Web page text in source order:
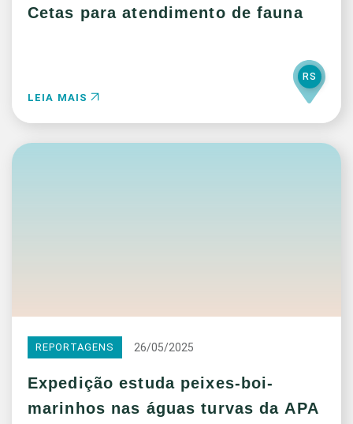
Cetas para atendimento de fauna
LEIA MAIS
RS
REPORTAGENS 26/05/2025
Expedição estuda peixes-boi-
marinhos nas águas turvas da APA